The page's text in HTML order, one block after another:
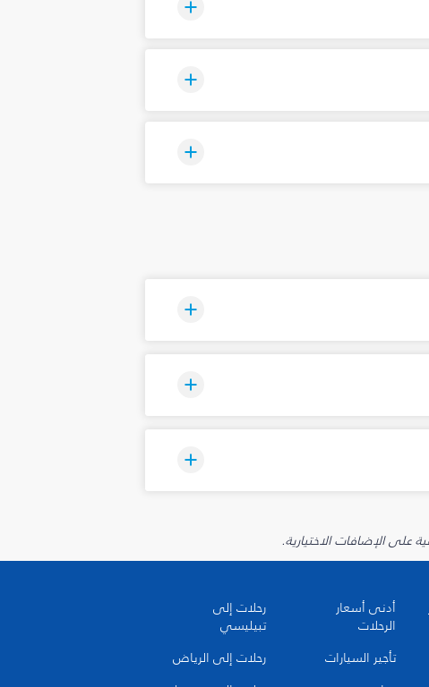
أدنى أسعار
الرحلات
تأجير السيارات
رحلات إلى
تبيليسي
رحلات إلى الرياض